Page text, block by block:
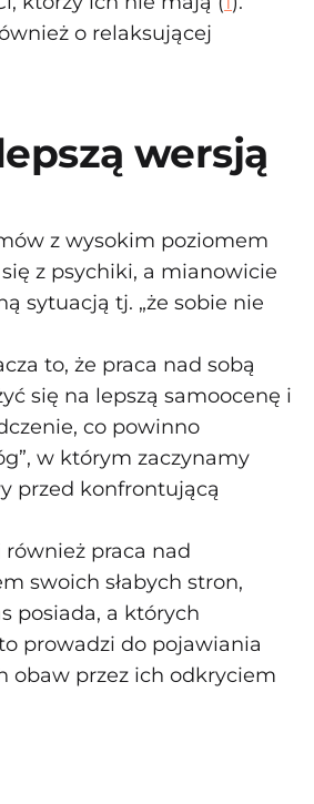
o relaksującej
wersją
z wysokim poziomem
z psychiki, a mianowicie
sytuacją tj. „że sobie nie
to, że praca nad sobą
się na lepszą samoocenę i
co powinno
w którym zaczynamy
przed konfrontującą
praca nad
swoich słabych stron,
posiada, a których
prowadzi do pojawiania
obaw przez ich odkryciem